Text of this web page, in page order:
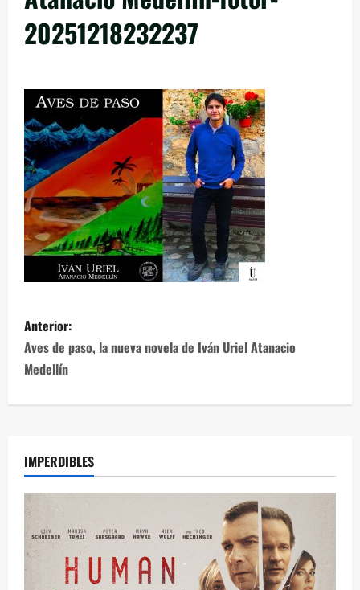
20251218232237
Anterior:
Aves de paso, la nueva novela de Iván Uriel Atanacio
Medellín
IMPERDIBLES